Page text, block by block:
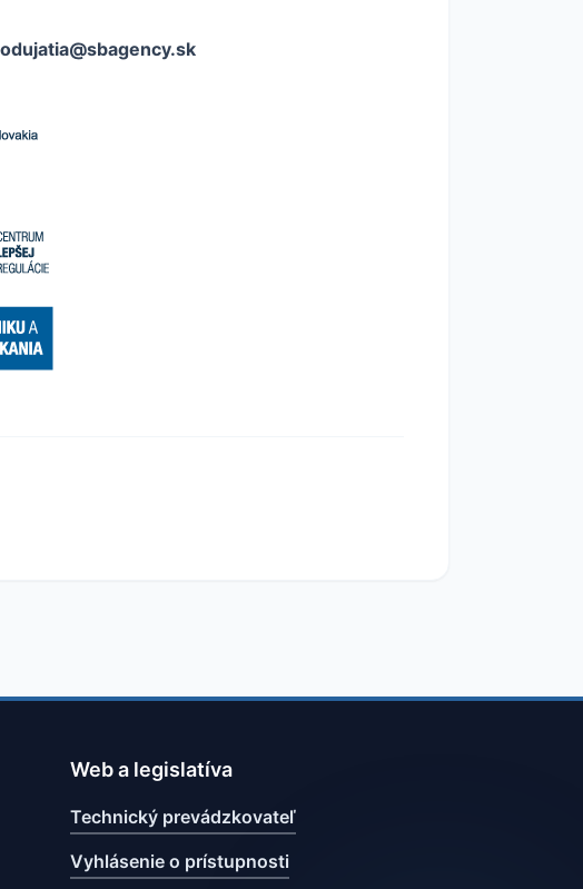
Web a legislatíva
Technický prevádzkovateľ
Vyhlásenie o prístupnosti